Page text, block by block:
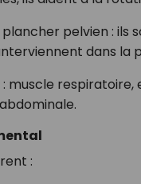
plancher pelvien : ils
dans la
muscle respiratoire,
: